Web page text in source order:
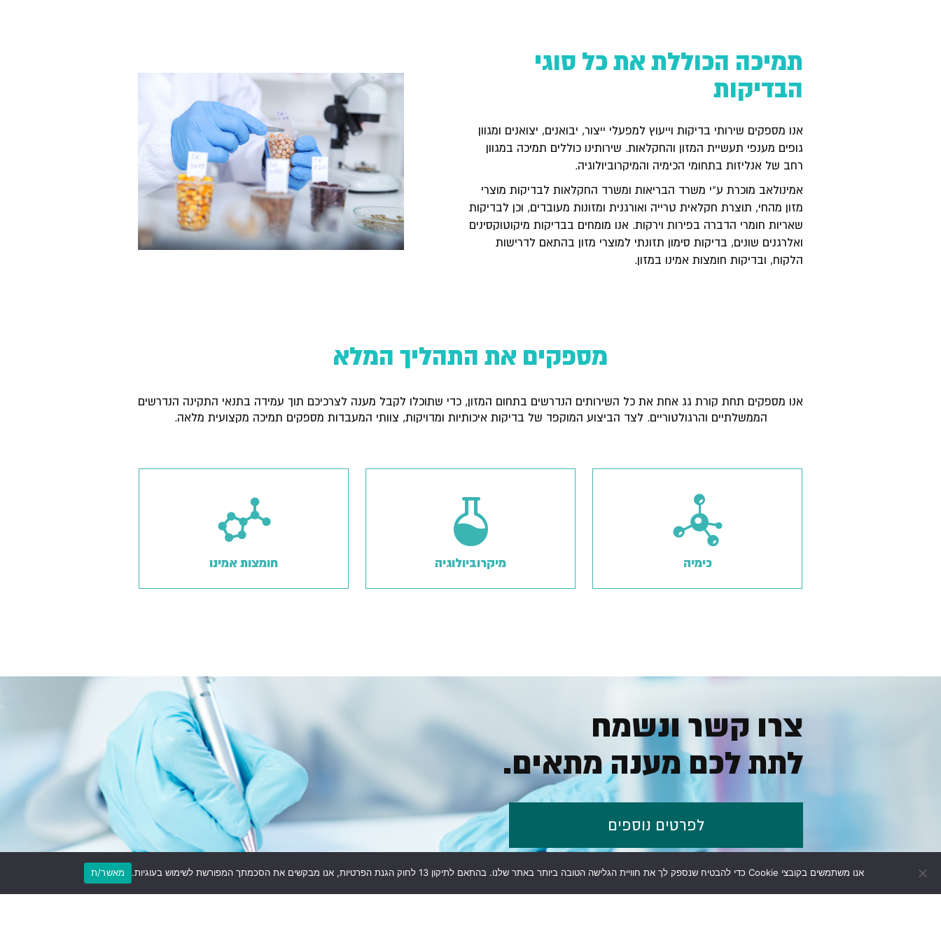
תמיכה הכוללת את כל סוגי
הבדיקות
אנו מספקים שירותי בדיקות וייעוץ למפעלי ייצור, יבואנים, יצואנים ומגוון
גופים מענפי תעשיית המזון והחקלאות. שירותינו כוללים תמיכה במגוון
רחב של אנליזות בתחומי הכימיה והמיקרוביולוגיה.
אמינולאב מוכרת ע”י משרד הבריאות ומשרד החקלאות לבדיקות מוצרי
מזון מהחי, תוצרת חקלאית טרייה ואורגנית ומזונות מעובדים, וכן לבדיקות
שאריות חומרי הדברה בפירות וירקות. אנו מומחים בבדיקות מיקוטוקסינים
ואלרגנים שונים, בדיקות סימון תזונתי למוצרי מזון בהתאם לדרישות
הלקוח, ובדיקות חומצות אמינו במזון.
מספקים את התהליך המלא
אנו מספקים תחת קורת גג אחת את כל השירותים הנדרשים בתחום המזון, כדי שתוכלו לקבל מענה לצרכיכם תוך עמידה בתנאי התקינה הנדרשים
הממשלתיים והרגולטוריים. לצד הביצוע המוקפד של בדיקות איכותיות ומדויקות, צוותי המעבדות מספקים תמיכה מקצועית מלאה.
כימיה מיקרוביולוגיה חומצות אמינו
צרו קשר ונשמח
לתת לכם מענה מתאים.
לפרטים נוספים
אנו משתמשים בקובצי Cookie כדי להבטיח שנספק לך את חוויית הגלישה הטובה ביותר באתר שלנו. בהתאם לתיקון 13 לחוק הגנת הפרטיות, אנו מבקשים את הסכמתך המפורשת לשימוש בעוגיות. מאשר/ת